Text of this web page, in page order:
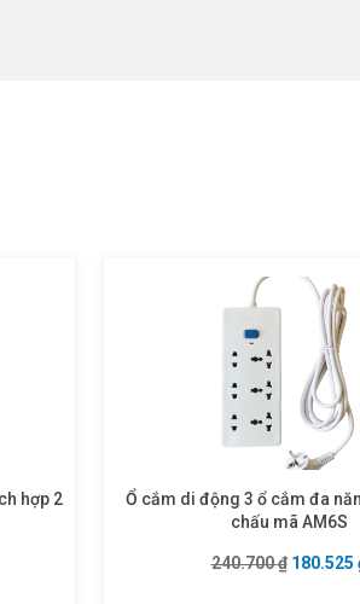
hợp 2
₫.
tại là: 200.325 ₫.
Ổ cắm di động 3 ổ cắm đa
chấu mã AM6S
240.700₫ Giá gốc
180.525